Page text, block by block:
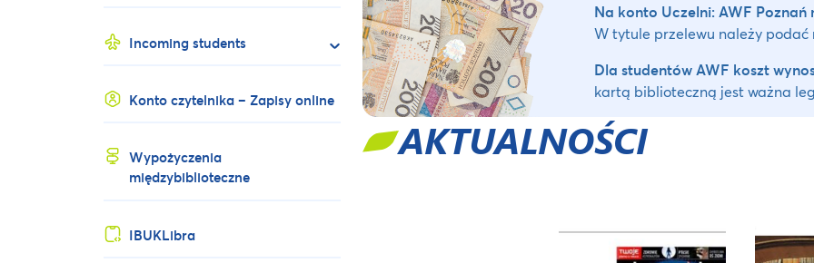
Incoming students
Konto czytelnika – Zapisy online
Wypożyczenia
międzybiblioteczne
IBUKLibra
Na konto Uczelni: AWF Poznań
W tytule przelewu należy podać
Dla studentów AWF koszt
kartą biblioteczną jest ważna
AKTUALNOŚCI